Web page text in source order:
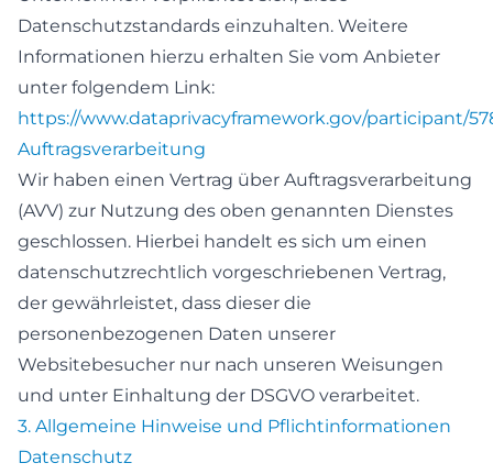
Datenschutzstandards einzuhalten. Weitere
Informationen hierzu erhalten Sie vom Anbieter
unter folgendem Link:
https://www.dataprivacyframework.gov/participant/
Auftragsverarbeitung
Wir haben einen Vertrag über Auftragsverarbeitung
(AVV) zur Nutzung des oben genannten Dienstes
geschlossen. Hierbei handelt es sich um einen
datenschutzrechtlich vorgeschriebenen Vertrag,
der gewährleistet, dass dieser die
personenbezogenen Daten unserer
Websitebesucher nur nach unseren Weisungen
und unter Einhaltung der DSGVO verarbeitet.
3. Allgemeine Hinweise und Pflicht­informationen
Datenschutz